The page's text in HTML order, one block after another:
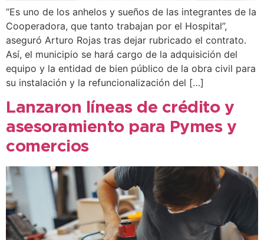
“Es uno de los anhelos y sueños de las integrantes de la
Cooperadora, que tanto trabajan por el Hospital”,
aseguró Arturo Rojas tras dejar rubricado el contrato.
Así, el municipio se hará cargo de la adquisición del
equipo y la entidad de bien público de la obra civil para
su instalación y la refuncionalización del […]
Lanzaron líneas de crédito y
asesoramiento para Pymes y
comercios